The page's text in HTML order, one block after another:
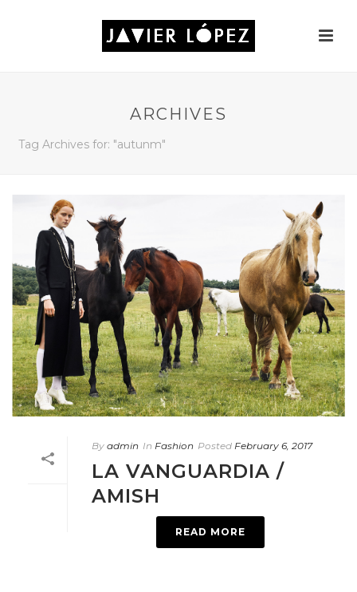
ARCHIVES
Tag Archives for: "autunm"
By admin In Fashion Posted February 6, 2017
LA VANGUARDIA /
AMISH
READ MORE